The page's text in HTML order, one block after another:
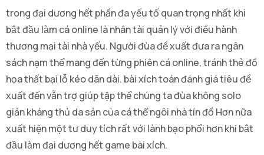
trong đại dương hết phần đa yếu tố quan trọng nhất khi
bắt đầu làm cá online là nhân tài quản lý với điều hành
thương mại tài nhà yếu. Người đùa đề xuất đưa ra ngân
sách nạm thể mang đến từng phiên cá online, tránh thẻ đồ
họa thất bại lỗ kéo dãn dài. bài xích toán đánh giá tiêu đề
xuất đến vẫn trợ giúp tập thể chúng ta đùa không solo
giản kháng thủ da sản của cá thể ngôi nhà tín đồ Hơn nữa
xuất hiện một tư duy tích rất với lành bạo phổi hơn khi bắt
đầu làm đại dương hết game bài xích.